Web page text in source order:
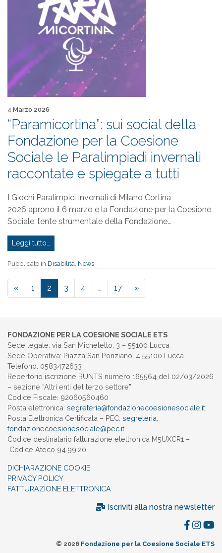
Pubblicato il
4 Marzo 2026
“Paramicortina”: sui social della
Fondazione per la Coesione
Sociale le Paralimpiadi invernali
raccontate e spiegate a tutti
I Giochi Paralimpici Invernali di Milano Cortina
2026 aprono il 6 marzo e la Fondazione per la Coesione
Sociale, l’ente strumentale della Fondazione…
Leggi tutto…
Pubblicato in Disabilità, News
« 1 2 3 4 … 17 »
FONDAZIONE PER LA COESIONE SOCIALE ETS
Sede legale: via San Micheletto, 3 – 55100 Lucca
Sede Operativa: Piazza San Ponziano, 4 55100 Lucca
Telefono: 0583472633
Repertorio iscrizione RUNTS numero 165564 del 02/03/2026
– sezione “Altri enti del terzo settore”
Codice Fiscale: 92060560460
Posta elettronica: segreteria@fondazionecoesionesociale.it
Posta Elettronica Certificata – PEC: segreteria.
fondazionecoesionesociale@pec. it
Codice destinatario fatturazione elettronica M5UXCR1 –
Codice Ateco 94.99.20
DICHIARAZIONE COOKIE
PRIVACY POLICY
FATTURAZIONE ELETTRONICA
Iscriviti alla nostra newsletter
© 2026 Fondazione per la Coesione Sociale ETS